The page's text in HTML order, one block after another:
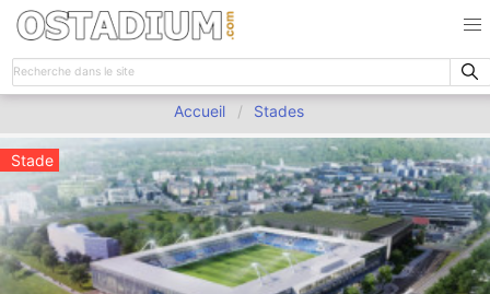
Accueil Stades
Stade